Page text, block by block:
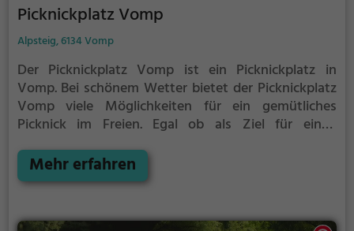
Picknickplatz Vomp
Alpsteig, 6134 Vomp
Der Picknickplatz Vomp ist ein Picknickplatz in
Vomp. Bei schönem Wetter bietet der Picknickplatz
Vomp viele Möglichkeiten für ein gemütliches
Picknick im Freien. Egal ob als Ziel für einen
der Picknickplatz Vomp ist der perfekte Ort, um die
Akkus wieder aufzutanken und ein leckeres Essen
Mehr erfahren